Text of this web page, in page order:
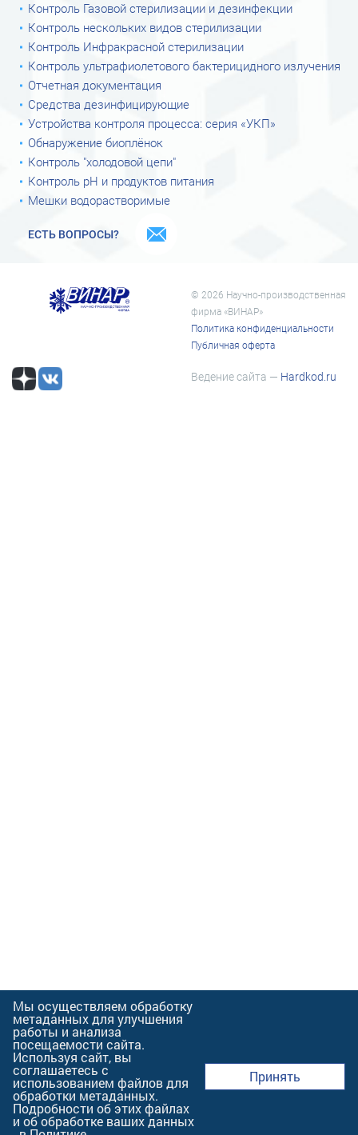
Контроль Газовой стерилизации и дезинфекции
Контроль нескольких видов стерилизации
Контроль Инфракрасной стерилизации
Контроль ультрафиолетового бактерицидного излучения
Отчетная документация
Средства дезинфицирующие
Устройства контроля процесса: серия «УКП»
Обнаружение биоплёнок
Контроль "холодовой цепи"
Контроль рН и продуктов питания
Мешки водорастворимые
ЕСТЬ ВОПРОСЫ?
© 2026 Научно-производственная
фирма «ВИНАР»
Политика конфиденциальности
Публичная оферта
Ведение сайта — Hardkod.ru
Мы осуществляем обработку
метаданных для улучшения
работы и анализа
посещаемости сайта.
Используя сайт, вы
соглашаетесь с
использованием файлов для
обработки метаданных.
Подробности об этих файлах
и об обработке ваших данных
Принять